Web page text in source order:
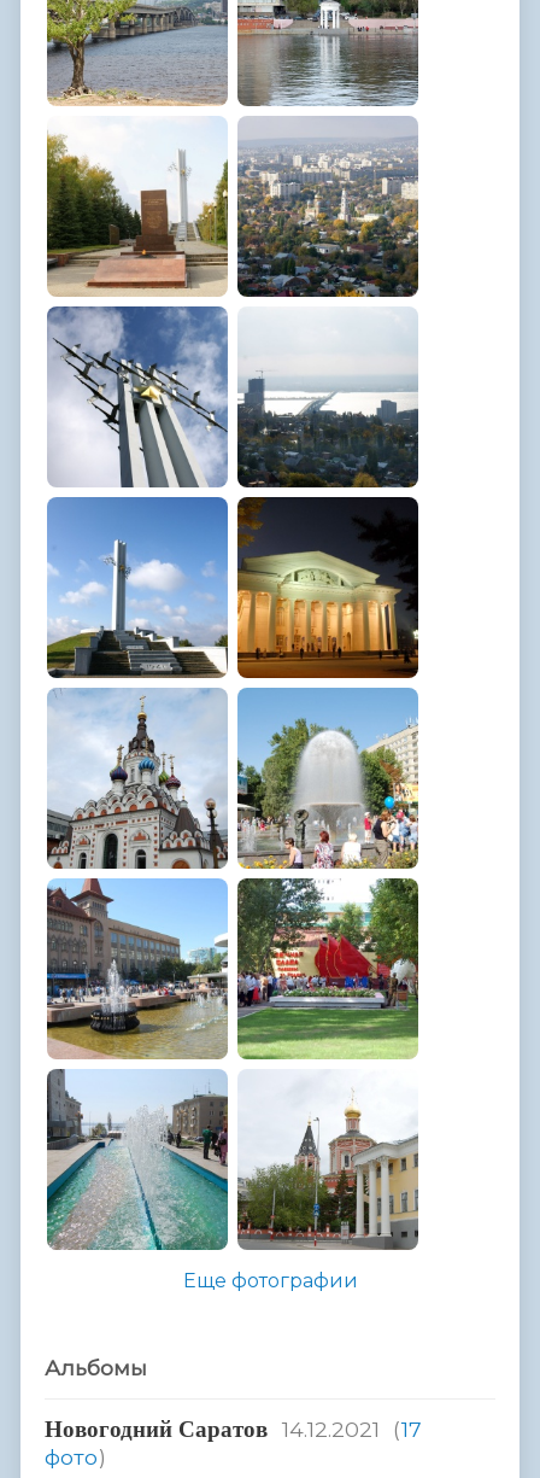
Еще фотографии
Альбомы
Hовогодний Саратов 14.12.2021 (17
фото)